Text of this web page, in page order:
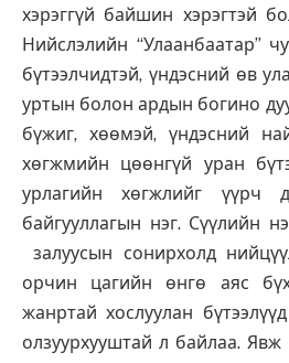
хэрэггүй байшин хэрэгтэй
Нийслэлийн “Улаанбаатар”
бүтээлчидтэй, үндэсний өв
уртын болон ардын богино
бүжиг, хөөмэй, үндэсний
хөгжмийн цөөнгүй уран
урлагийн хөгжлийг үүрч
байгууллагын нэг. Сүүлийн
залуусын сонирхолд
орчин цагийн өнгө аяс
жанртай хослуулан
олзуурхууштай л байлаа. Явж